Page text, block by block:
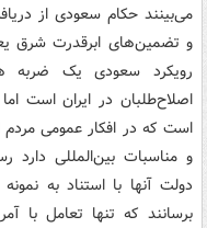
می‌بینند حکام سعودی از
و تضمین‌های ابرقدرت شرق
رویکرد سعودی یک ضربه
اصلاح‌طلبان در ایران است
است که در افکار عمومی
و مناسبات بین‌المللی
دولت آنها با استناد به
برسانند که تنها تعامل با